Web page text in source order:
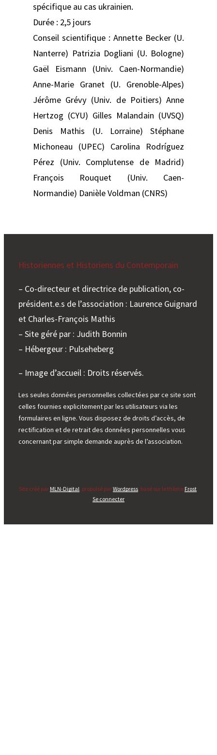
spécifique au cas ukrainien.
Durée : 2,5 jours
Conseil scientifique : Annette Becker (U.
Nanterre) Patrizia Dogliani (U. Bologne)
Gaël Eismann (Univ. Caen-Normandie)
Anne-Marie Granet (U. Grenoble-Alpes)
Jérôme Grévy (Univ. de Poitiers) Anne
Hertzog (CYU) Gilles Malandain (UVSQ)
Denis Mathis (U. Lorraine) Stéphane
Michoneau (UPEC) Carolina Rodríguez
Pérez (Univ. Complutense de Madrid)
François Rouquet (Univ. Caen-
Normandie) Danièle Voldman (CNRS)
Historiennes et Historiens du Contemporain
– Co-directeur et directrice de publication, co-
président.e.s de l’association : Laurence Guignard
et Charles-François Mathis
– Site géré par : Judith Bonnin
– Hébergeur : Pulseheberg
– Image d’accueil : Droits réservés.
Les seules données personnelles collectées par ce site sont
celles fournies explicitement par les utilisateurs via les
formulaires en ligne. Vous disposez de droits d’accès, de
rectification et de retrait des données personnelles vous
concernant par simple demande auprès de l’association.
Site créé par MLN-Digital, propulsé parWordpress, basé sur le thème Frost.
Se connecter